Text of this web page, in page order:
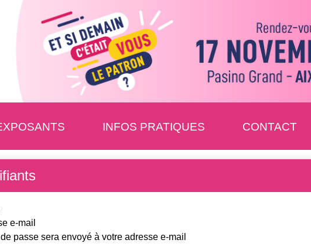
INFOS PRATIQUES CONTACT
e-mail
passe sera envoyé à votre adresse e-mail